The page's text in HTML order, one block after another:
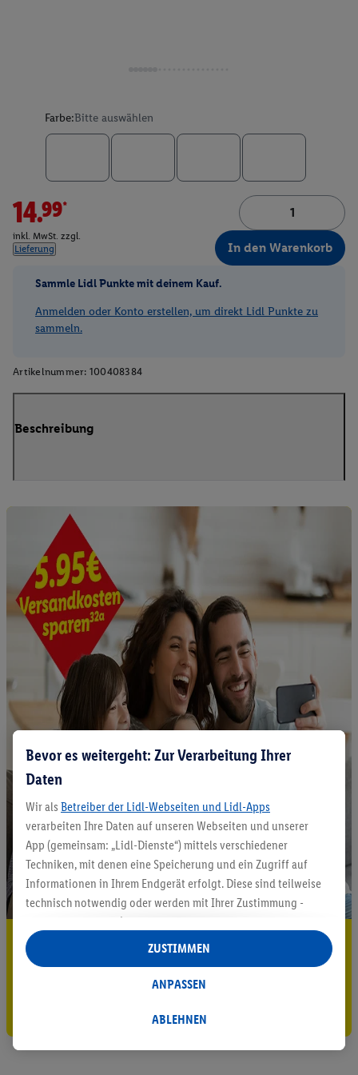
Farbe:Bitte auswählen
14.99*
inkl. MwSt. zzgl.
Lieferung
In den Warenkorb
Sammle Lidl Punkte mit deinem Kauf.
Anmelden oder Konto erstellen, um direkt Lidl Punkte zu
sammeln.
Artikelnummer: 100408384
Beschreibung
5.95 € Versand sparen³²ᵃ
Jetzt zum Newsletter anmelden
Bevor es weitergeht: Zur Verarbeitung Ihrer
Daten
Wir als Betreiber der Lidl-Webseiten und Lidl-Apps
verarbeiten Ihre Daten auf unseren Webseiten und unserer
App (gemeinsam: „Lidl-Dienste“) mittels verschiedener
Techniken, mit denen eine Speicherung und ein Zugriff auf
Informationen in Ihrem Endgerät erfolgt. Diese sind teilweise
technisch notwendig oder werden mit Ihrer Zustimmung -
auch durch Partner (u.a.
Verantwortliche; im Zusammenhang mit dem IAB TCF
insgesamt
Statistik-Erstellung oder für personalisierte Werbung
Datenverarbeitungen für personalisierte Werbung werden
ABLEHNEN
ANPASSEN
ZUSTIMMEN